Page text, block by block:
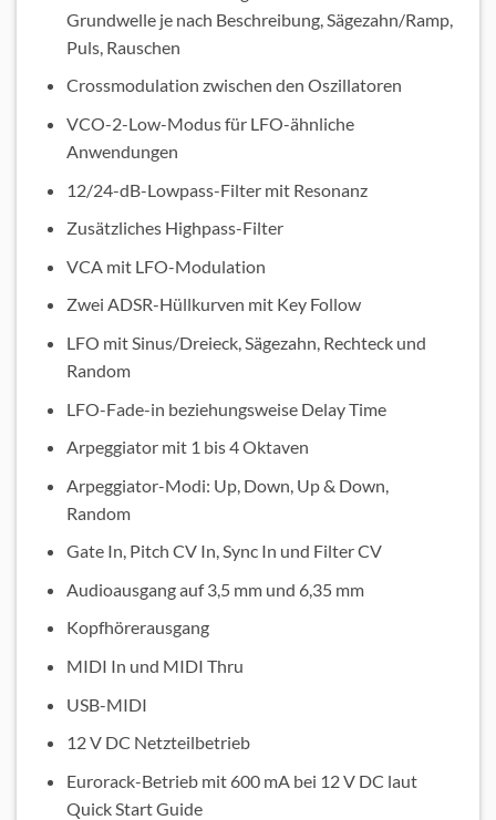
Grundwelle je nach Beschreibung, Sägezahn/Ramp,
Puls, Rauschen
Crossmodulation zwischen den Oszillatoren
VCO-2-Low-Modus für LFO-ähnliche
Anwendungen
12/24-dB-Lowpass-Filter mit Resonanz
Zusätzliches Highpass-Filter
VCA mit LFO-Modulation
Zwei ADSR-Hüllkurven mit Key Follow
LFO mit Sinus/Dreieck, Sägezahn, Rechteck und
Random
LFO-Fade-in beziehungsweise Delay Time
Arpeggiator mit 1 bis 4 Oktaven
Arpeggiator-Modi: Up, Down, Up & Down,
Random
Gate In, Pitch CV In, Sync In und Filter CV
Audioausgang auf 3,5 mm und 6,35 mm
Kopfhörerausgang
MIDI In und MIDI Thru
USB-MIDI
12 V DC Netzteilbetrieb
Eurorack-Betrieb mit 600 mA bei 12 V DC laut
Quick Start Guide